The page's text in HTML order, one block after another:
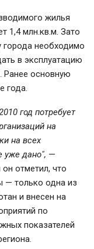
жилья
1,4 млн.кв.м. Зато
города необходимо
в эксплуатацию
Ранее основную
года.
год потребует
на
на всех
уже дано", —
отметил, что
— только одна из
и внесен на
по
показателей